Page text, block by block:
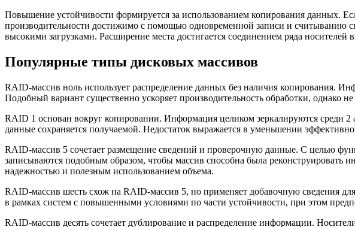
Повышение устойчивости формируется за использованием копирования данных.
производительности достижимо с помощью одновременной записи и считыванию
высокими загрузками. Расширение места достигается соединением ряда носителей
Популярные типы дисковых массивов
RAID-массив ноль использует распределение данных без наличия копирования.
Подобный вариант существенно ускоряет производительность обработки, однако
RAID 1 основан вокруг копировании. Информация целиком зеркалируются среди 2
данные сохраняется получаемой. Недостаток выражается в уменьшении
RAID-массив 5 сочетает размещение сведений и проверочную данные. С целью
записываются подобным образом, чтобы массив способна была реконструировать
надежностью и полезным использованием объема.
RAID-массив шесть схож на RAID-массив 5, но применяет добавочную сведения
в рамках систем с повышенными условиями по части устойчивости, при этом
RAID-массив десять сочетает дублирование и распределение информации.